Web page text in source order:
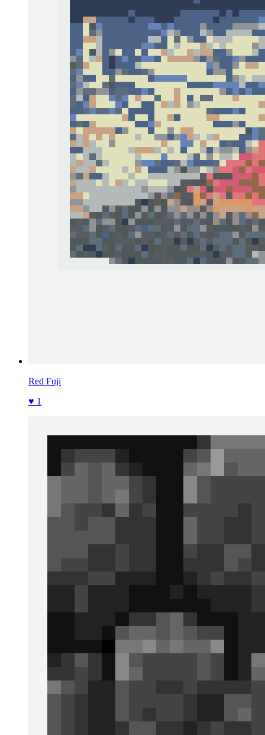
Red Fuji
♥ 1